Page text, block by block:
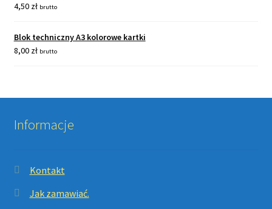
4,50 zł brutto
Blok techniczny A3 kolorowe kartki
8,00 zł brutto
Informacje
Kontakt
Jak zamawiać.